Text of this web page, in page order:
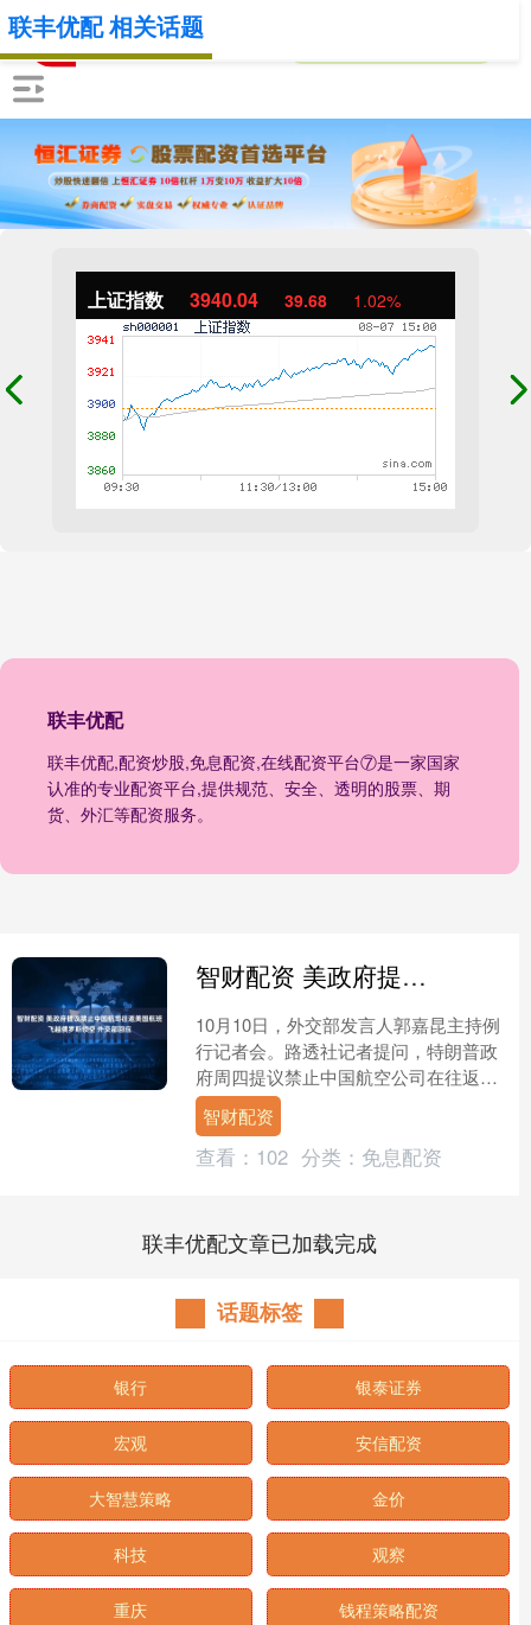
上证指数 3940.04 39.68 1.02%
联丰优配
联丰优配,配资炒股,免息配资,在线配资平台⑦是一家国家
认准的专业配资平台,提供规范、安全、透明的股票、期
货、外汇等配资服务。
联丰优配 相关话题
智财配资 美政府提议禁止中国航司往返美国航班飞越俄罗斯领空 外交部回应
10月10日，外交部发言人郭嘉昆主持例
行记者会。路透社记者提问，特朗普政
府周四提议禁止中国航空公司在往返美
国的航班中飞越俄罗斯领空，理由是这
将使美国航司处于不利....
智财配资
查看： 102 分类： 免息配资
联丰优配文章已加载完成
话题标签
银行 银泰证券
宏观 安信配资
大智慧策略 金价
科技 观察
重庆 钱程策略配资